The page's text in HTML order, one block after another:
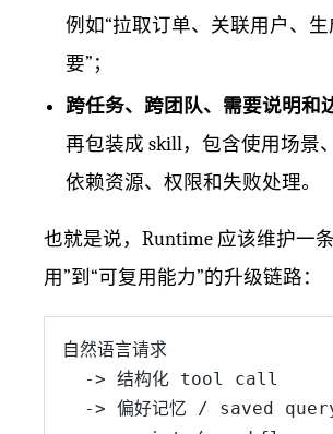
例如“拉取订单、关联用户、
要”；
跨任务、跨团队、需要说明和
再包装成 skill，包含使用场景
依赖资源、权限和失败处理。
也就是说，Runtime 应该维护一
用”到“可复用能力”的升级链路：
自然语言请求
  -> 结构化 tool call
-> 偏好记忆 / saved